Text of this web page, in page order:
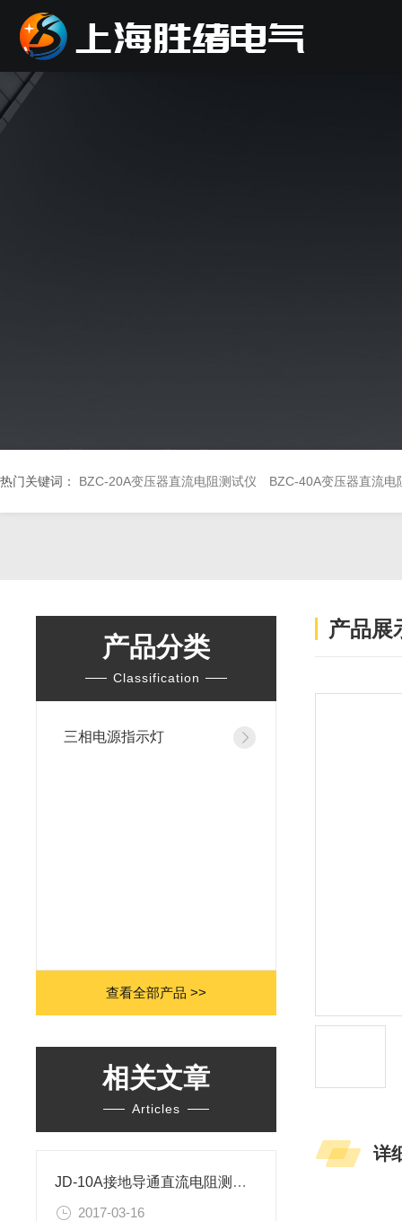
热门关键词： BZC-20A变压器直流电阻测试仪 BZC-40A变压器直流电
产品分类
Classification
三相电源指示灯
查看全部产品 >>
相关文章
Articles
JD-10A接地导通直流电阻测试仪有哪些常见的故障？
2017-03-16
产品展
详